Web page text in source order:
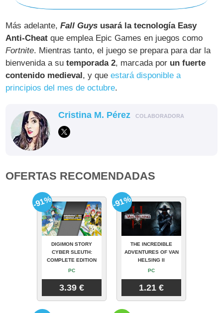
Más adelante,Fall Guys usará la tecnología Easy
Anti-Cheat que emplea Epic Games en juegos como
Fortnite. Mientras tanto, el juego se prepara para dar la
bienvenida a sutemporada 2, marcada por un fuerte
contenido medieval , y queestará disponible a
principios del mes de octubre.
Cristina M. Pérez COLABORADORA
OFERTAS RECOMENDADAS
DIGIMON STORY
CYBER SLEUTH:
COMPLETE EDITION
PC
3.39 €
-91%
THE INCREDIBLE
ADVENTURES OF VAN
HELSING II
PC
1.21 €
-91%